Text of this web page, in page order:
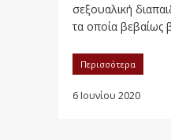
σεξουαλική
τα οποία βεβαίως
Περισσότερα
6 Ιουνίου 2020